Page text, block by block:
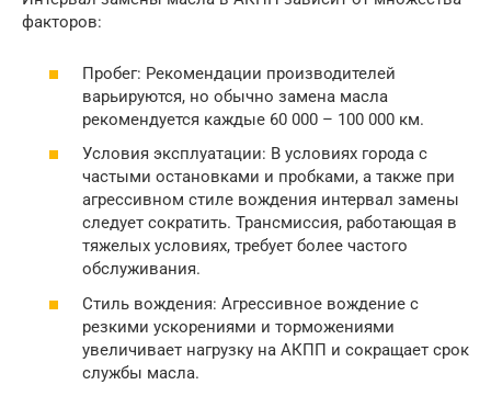
факторов:
Пробег: Рекомендации производителей
варьируются, но обычно замена масла
рекомендуется каждые 60 000 – 100 000 км.
Условия эксплуатации: В условиях города с
частыми остановками и пробками, а также при
агрессивном стиле вождения интервал замены
следует сократить. Трансмиссия, работающая в
тяжелых условиях, требует более частого
обслуживания.
Стиль вождения: Агрессивное вождение с
резкими ускорениями и торможениями
увеличивает нагрузку на АКПП и сокращает срок
службы масла.